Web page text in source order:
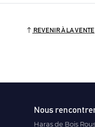
REVENIR À LA VENTE
Nous
Haras de Bois